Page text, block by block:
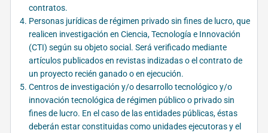
contratos.
Personas jurídicas de régimen privado sin fines de lucro, que
realicen investigación en Ciencia, Tecnología e Innovación
(CTI) según su objeto social. Será verificado mediante
artículos publicados en revistas indizadas o el contrato de
un proyecto recién ganado o en ejecución.
Centros de investigación y/o desarrollo tecnológico y/o
innovación tecnológica de régimen público o privado sin
fines de lucro. En el caso de las entidades públicas, éstas
deberán estar constituidas como unidades ejecutoras y el